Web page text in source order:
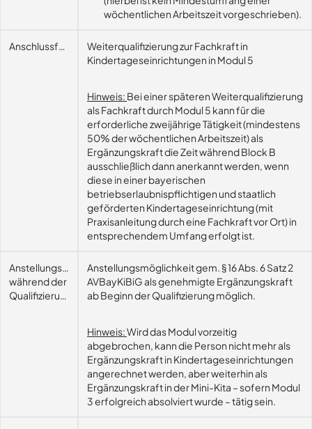
wöchentlichen Arbeitszeit vorgeschrieben).
AnschlussfähigkeitWeiterqualifizierung zur Fachkraft in
Kindertageseinrichtungen in Modul 5
Hinweis: Bei einer späteren Weiterqualifizierung
als Fachkraft durch Modul 5 kann für die
erforderliche zweijährige Tätigkeit (mindestens
50% der wöchentlichen Arbeitszeit) als
Ergänzungskraft die Zeit während Block B
ausschließlich dann anerkannt werden, wenn
diese in einer bayerischen
betriebserlaubnispflichtigen und staatlich
geförderten Kindertageseinrichtung (mit
Praxisanleitung durch eine Fachkraft vor Ort) in
entsprechendem Umfang erfolgt ist.
Anstellungsmöglichkeit
während der
Qualifizierung
Anstellungsmöglichkeit gem. § 16 Abs. 6 Satz 2
AVBayKiBiG als genehmigte Ergänzungskraft
ab Beginn der Qualifizierung möglich.
Hinweis:Wird das Modul vorzeitig
abgebrochen, kann die Person nicht mehr als
Ergänzungskraft in Kindertageseinrichtungen
angerechnet werden, aber weiterhin als
Ergänzungskraft in der Mini-Kita – sofern Modul
3 erfolgreich absolviert wurde – tätig sein.